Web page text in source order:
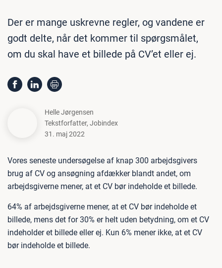
Der er mange uskrevne regler, og vandene er
godt delte, når det kommer til spørgsmålet,
om du skal have et billede på CV’et eller ej.
Helle Jørgensen
Tekstforfatter, Jobindex
31. maj 2022
Vores seneste undersøgelse af knap 300 arbejdsgivers
brug af CV og ansøgning afdækker blandt andet, om
arbejdsgiverne mener, at et CV bør indeholde et billede.
64% af arbejdsgiverne mener, at et CV bør indeholde et
billede, mens det for 30% er helt uden betydning, om et CV
indeholder et billede eller ej. Kun 6% mener ikke, at et CV
bør indeholde et billede.